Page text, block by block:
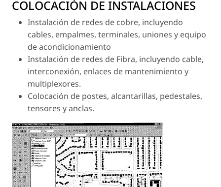
COLOCACIÓN DE INSTALACIONES
Instalación de redes de cobre, incluyendo
cables, empalmes, terminales, uniones y equipo
de acondicionamiento
Instalación de redes de Fibra, incluyendo cable,
interconexión, enlaces de mantenimiento y
multiplexores.
Colocación de postes, alcantarillas, pedestales,
tensores y anclas.